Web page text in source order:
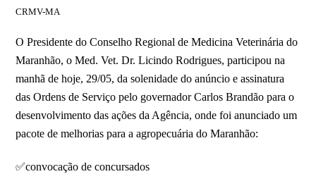
CRMV-MA
O Presidente do Conselho Regional de Medicina Veterinária do
Maranhão, o Med. Vet. Dr. Licindo Rodrigues, participou na
manhã de hoje, 29/05, da solenidade do anúncio e assinatura
das Ordens de Serviço pelo governador Carlos Brandão para o
desenvolvimento das ações da Agência, onde foi anunciado um
pacote de melhorias para a agropecuária do Maranhão:
✅convocação de concursados